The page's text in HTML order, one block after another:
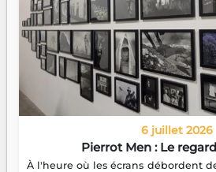
6 juillet 2026
Pierrot Men : Le
À l'heure où les écrans débordent